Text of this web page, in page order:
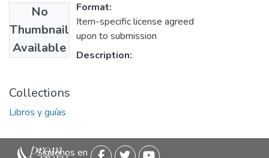
No
Thumbnail
Available
Format:
Item-specific license agreed
upon to submission
Description:
Collections
Libros y guías
Siguenos en